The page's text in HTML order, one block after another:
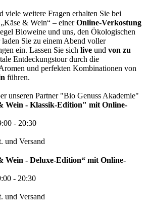
viele weitere Fragen erhalten Sie bei
& Wein“ – einerOnline-Verkostung
Bioweine und uns, den Ökologischen
Sie zu einem Abend voller
ein. Lassen Sie sich live und von zu
Entdeckungstour durch die
und perfekten Kombinationen von
führen.
unseren Partner "Bio Genuss Akademie"
Wein - Klassik-Edition" mit Online-
- 20:30
und Versand
Wein - Deluxe-Edition“ mit Online-
- 20:30
und Versand